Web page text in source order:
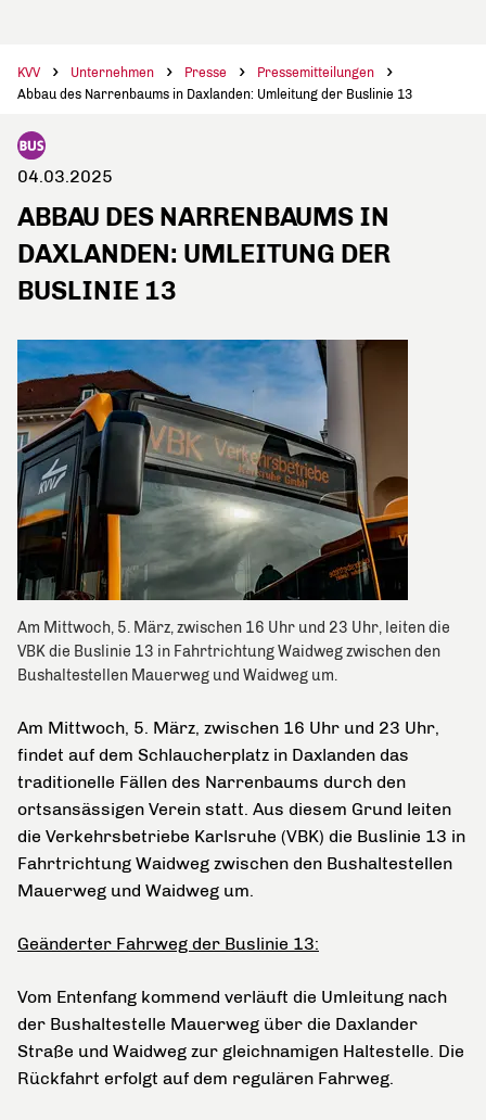
KVV Unternehmen Presse
Pressemitteilungen
Abbau des Narrenbaums in Daxlanden: Umleitung der Buslinie 13
04.03.2025
ABBAU DES NARRENBAUMS IN
DAXLANDEN: UMLEITUNG DER
BUSLINIE 13
Am Mittwoch, 5. März, zwischen 16 Uhr und 23 Uhr, leiten die
VBK die Buslinie 13 in Fahrtrichtung Waidweg zwischen den
Bushaltestellen Mauerweg und Waidweg um.
Am Mittwoch, 5. März, zwischen 16 Uhr und 23 Uhr,
findet auf dem Schlaucherplatz in Daxlanden das
traditionelle Fällen des Narrenbaums durch den
ortsansässigen Verein statt. Aus diesem Grund leiten
die Verkehrsbetriebe Karlsruhe (VBK) die Buslinie 13 in
Fahrtrichtung Waidweg zwischen den Bushaltestellen
Mauerweg und Waidweg um.
Geänderter Fahrweg der Buslinie 13:
Vom Entenfang kommend verläuft die Umleitung nach
der Bushaltestelle Mauerweg über die Daxlander
Straße und Waidweg zur gleichnamigen Haltestelle. Die
Rückfahrt erfolgt auf dem regulären Fahrweg.